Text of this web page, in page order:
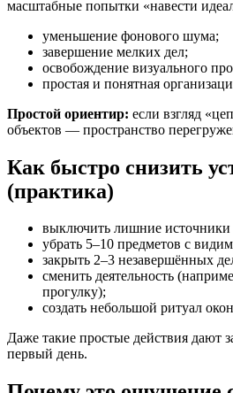
масштабные попытки «навести
уменьшение фонового шума;
завершение мелких дел;
освобождение визуального
простая и понятная
Простой ориентир: если взгляд
объектов — пространство
Как быстро снизить
(практика)
выключить лишние источники
убрать 5–10 предметов с
закрыть 2–3 незавершённых
сменить деятельность
прогулку);
создать небольшой ритуал
Даже такие простые действия дают
первый день.